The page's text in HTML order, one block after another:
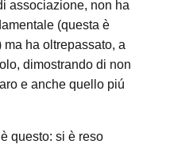
associazione, non ha
(questa è
ha oltrepassato, a
dimostrando di non
e anche quello piú
questo: si è reso